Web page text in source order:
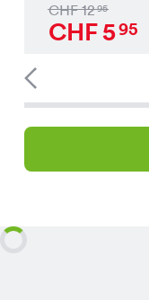
CHF1295
CHF595